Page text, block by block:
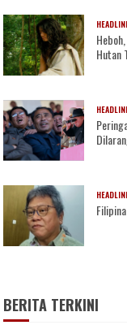
Hutan
BERITA TERKINI